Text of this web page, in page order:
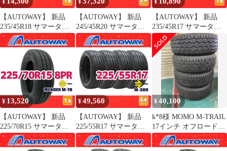
¥
【AUTOWAY】 新品
235/45R18 サマータイ
ヤ MOMO Tires M-300
18インチ １本売り 夏タ
イヤ オートウェイ
¥
【AUTOWAY】 新品
245/45R20 サマータイ
ヤ MOMO Tires M-300
20インチ 2本セット 夏
タイヤ オートウェイ
¥
【AUTOWAY】 新品
235/45R17 サマータイ
ヤ MOMO Tires M-300
17インチ １本売り 夏タ
イヤ オートウェイ
¥ 13,520
【AUTOWAY】 新品
225/70R15 サマータイ
ヤ MOMO Tires
MENDEX M-70 15イン
¥49,560
【AUTOWAY】 新品
225/55R17 サマータイ
ヤ MOMO Tires M-300
17インチ 4本セット 夏
¥40,100
k*8様 MOMO M-TRAIL
17インチ オフロードタ
イヤ 4本215/6